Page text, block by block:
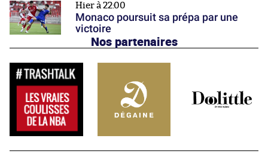
Hier à 22:00
Monaco poursuit sa prépa par une
victoire
Nos partenaires